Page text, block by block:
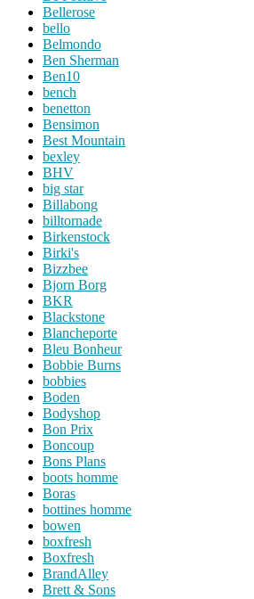
Bellerose
bello
Belmondo
Ben Sherman
Ben10
bench
benetton
Bensimon
Best Mountain
bexley
BHV
big star
Billabong
billtornade
Birkenstock
Birki's
Bizzbee
Bjorn Borg
BKR
Blackstone
Blancheporte
Bleu Bonheur
Bobbie Burns
bobbies
Boden
Bodyshop
Bon Prix
Boncoup
Bons Plans
boots homme
Boras
bottines homme
bowen
boxfresh
Boxfresh
BrandAlley
Brett & Sons